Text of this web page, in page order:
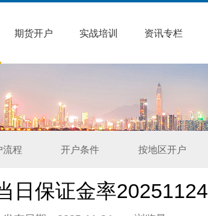
期货开户 实战培训 资讯专栏
流程 开户条件 按地区开户
日保证金率20251124